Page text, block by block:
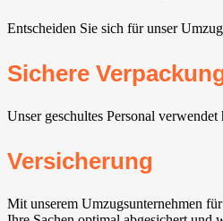
Entscheiden Sie sich für unser
Sichere
Unser geschultes Personal
Versicherung
Mit unserem Umzugsunternehmen